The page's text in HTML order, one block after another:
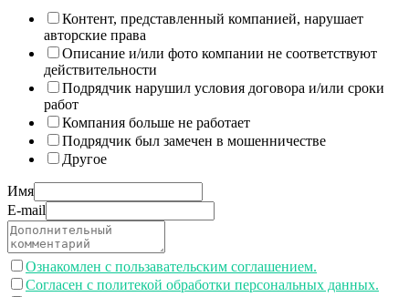
Контент, представленный компанией, нарушает
авторские права
Описание и/или фото компании не соответствуют
действительности
Подрядчик нарушил условия договора и/или сроки
работ
Компания больше не работает
Подрядчик был замечен в мошенничестве
Другое
Имя
E-mail
Ознакомлен с пользавательским соглашением.
Согласен с политекой обработки персональных данных.